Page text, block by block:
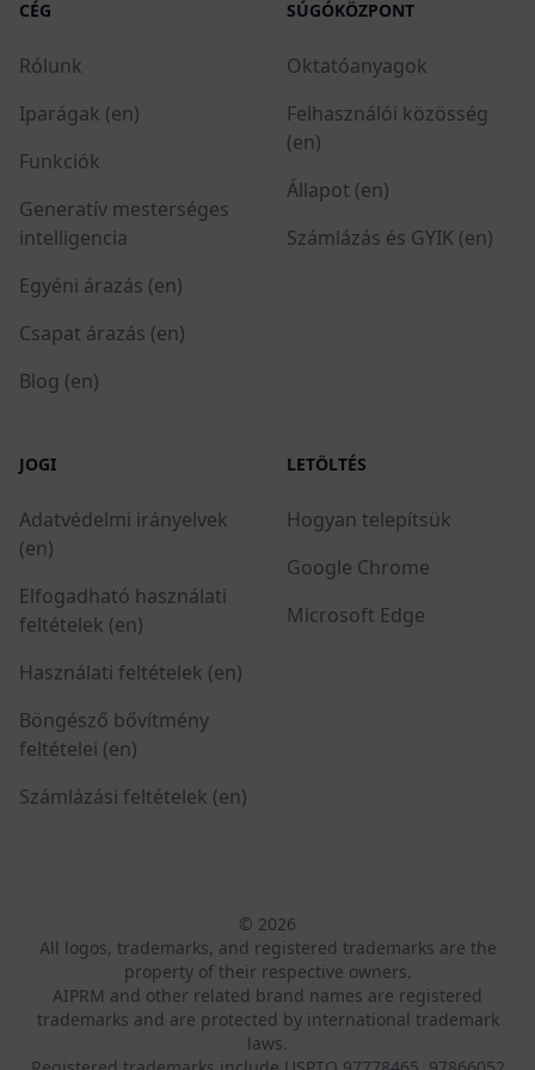
CÉG
Rólunk
Iparágak (en)
Funkciók
Generatív mesterséges
intelligencia
Egyéni árazás (en)
Csapat árazás (en)
Blog (en)
SÚGÓKÖZPONT
Oktatóanyagok
Felhasználói közösség
(en)
Állapot (en)
Számlázás és GYIK (en)
JOGI
Adatvédelmi irányelvek
(en)
Elfogadható használati
feltételek (en)
Használati feltételek (en)
Böngésző bővítmény
feltételei (en)
Számlázási feltételek (en)
LETÖLTÉS
Hogyan telepítsük
Google Chrome
Microsoft Edge
© 2026
All logos, trademarks, and registered trademarks are the
property of their respective owners.
AIPRM and other related brand names are registered
trademarks and are protected by international trademark
laws.